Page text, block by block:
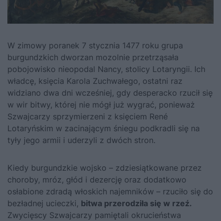
W zimowy poranek 7 stycznia 1477 roku grupa
burgundzkich dworzan mozolnie przetrząsała
pobojowisko nieopodal Nancy, stolicy Lotaryngii. Ich
władcę, księcia Karola Zuchwałego, ostatni raz
widziano dwa dni wcześniej, gdy desperacko rzucił się
w wir bitwy, której nie mógł już wygrać, ponieważ
Szwajcarzy sprzymierzeni z księciem René
Lotaryńskim w zacinającym śniegu podkradli się na
tyły jego armii i uderzyli z dwóch stron.
Kiedy burgundzkie wojsko – zdziesiątkowane przez
choroby, mróz, głód i dezercję oraz dodatkowo
osłabione zdradą włoskich najemników – rzuciło się do
bezładnej ucieczki, bitwa przerodziła się w rzeź.
Zwycięscy Szwajcarzy pamiętali okrucieństwa